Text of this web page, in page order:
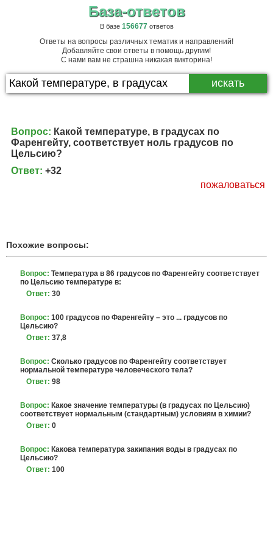
База-ответов
В базе 156677ответов
Ответы на вопросы различных тематик и направлений!
Добавляйте свои ответы в помощь другим!
С нами вам не страшна никакая викторина!
Вопрос: Какой температуре, в градусах по
Фаренгейту, соответствует ноль градусов по
Цельсию?
Ответ: +32
пожаловаться
Похожие вопросы:
Вопрос: Температура в 86 градусов по Фаренгейту соответствует
по Цельсию температуре в:
Ответ: 30
Вопрос: 100 градусов по Фаренгейту – это ... градусов по
Цельсию?
Ответ: 37,8
Вопрос: Сколько градусов по Фаренгейту соответствует
нормальной температуре человеческого тела?
Ответ: 98
Вопрос: Какое значение температуры (в градусах по Цельсию)
соответствует нормальным (стандартным) условиям в химии?
Ответ: 0
Вопрос: Какова температура закипания воды в градусах по
Цельсию?
Ответ: 100